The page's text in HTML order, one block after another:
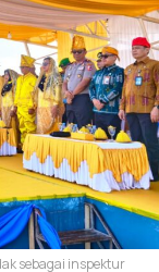
sebagai inspektur